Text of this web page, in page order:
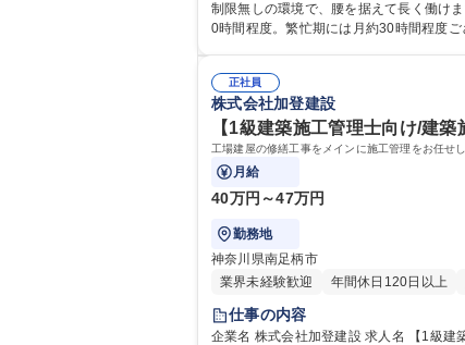
制限無しの環境で、腰を据えて長く働け
正社員
株式会社加登建設
【1級建築施工管理士向け/建
工場建屋の修繕工事をメインに施工管理をお任せ
月給
40万円～47万円
勤務地
神奈川県南足柄市
業界未経験歓迎
年間休日120日以上
仕事の内容
企業名 株式会社加登建設 求人名 【1級建築施工管理士向け/建築施工管理】土日祝休/夜勤転勤無/面接1回 仕事の内容 工場建屋の修繕工事をメインに施工管理をお任せしま